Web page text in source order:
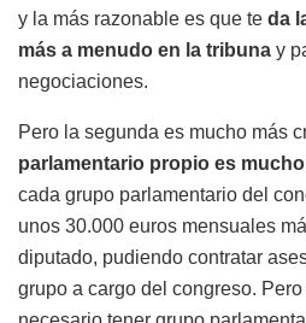
y la más razonable es que te da
más a menudo en la tribuna y
negociaciones.
Pero la segunda es mucho más
parlamentario propio es
cada grupo parlamentario del
unos 30.000 euros mensuales
diputado, pudiendo contratar
grupo a cargo del congreso.